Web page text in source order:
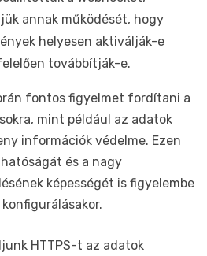
annak működését, hogy
helyesen aktiválják-e
továbbítják-e.
fontos figyelmet fordítani a
mint például az adatok
információk védelme. Ezen
és a nagy
képességét is figyelembe
HTTPS-t az adatok